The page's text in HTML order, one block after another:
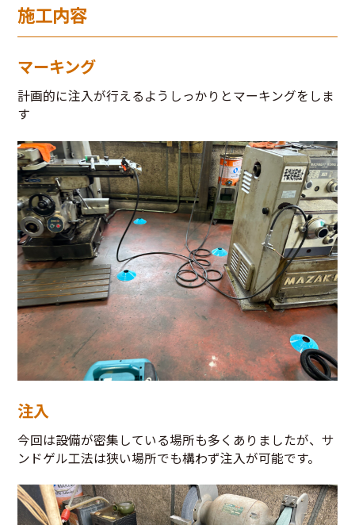
施工内容
マーキング
計画的に注入が行えるようしっかりとマーキングをしま
す
注入
今回は設備が密集している場所も多くありましたが、サ
ンドゲル工法は狭い場所でも構わず注入が可能です。